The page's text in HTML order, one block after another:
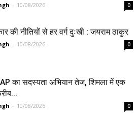
- 10/08/2026 0
की नीतियों से हर वर्ग दुःखी : जयराम ठाकुर
- 10/08/2026 0
का सदस्यता अभियान तेज, शिमला में एक
- 10/08/2026 0